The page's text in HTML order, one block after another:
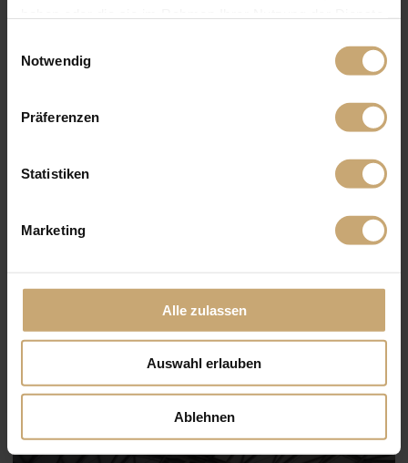
Notwendig
Präferenzen
Statistiken
Marketing
Alle zulassen
Auswahl erlauben
Ablehnen